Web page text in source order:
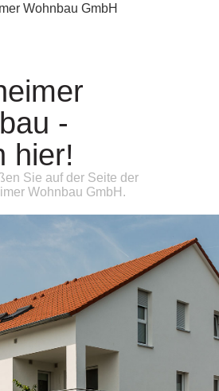
Home
Team
Kontakt
Impressum
-
hier!
Sie auf der Seite der
Wohnbau GmbH.